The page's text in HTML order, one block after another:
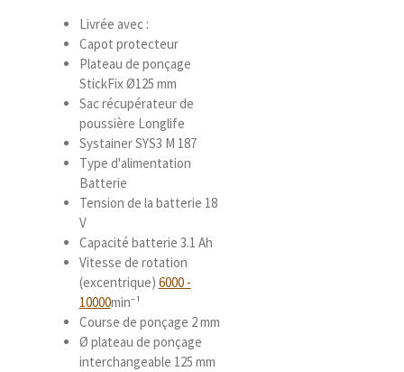
Livrée avec :
Capot protecteur
Plateau de ponçage
StickFix Ø125 mm
Sac récupérateur de
poussière Longlife
Systainer SYS3 M 187
Type d'alimentation
Batterie
Tension de la batterie 18
V
Capacité batterie 3.1 Ah
Vitesse de rotation
(excentrique) 6000 -
10000min⁻¹
Course de ponçage 2 mm
Ø plateau de ponçage
interchangeable 125 mm